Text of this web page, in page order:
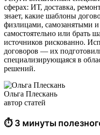
сферах: ИТ, доставка,
знает, какие шаблоны
физлицами, самозанятыми
самостоятельно или брать
источников рискованно.
договоров — их
специализирующаяся в
решений.
Ольга Плескань
автор статей
⏱ 3 минуты